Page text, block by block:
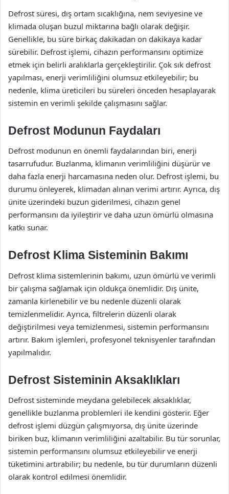
Defrost süresi, dış ortam sıcaklığına, nem seviyesine ve
klimada oluşan buzul miktarına bağlı olarak değişir.
Genellikle, bu süre birkaç dakikadan on dakikaya kadar
sürebilir. Defrost işlemi, cihazın performansını optimize
etmek için belirli aralıklarla gerçekleştirilir. Çok sık defrost
yapılması, enerji verimliliğini olumsuz etkileyebilir; bu
nedenle, klima üreticileri bu süreleri önceden hesaplayarak
sistemin en verimli şekilde çalışmasını sağlar.
Defrost Modunun Faydaları
Defrost modunun en önemli faydalarından biri, enerji
tasarrufudur. Buzlanma, klimanın verimliliğini düşürür ve
daha fazla enerji harcamasına neden olur. Defrost işlemi, bu
durumu önleyerek, klimadan alınan verimi artırır. Ayrıca, dış
ünite üzerindeki buzun giderilmesi, cihazın genel
performansını da iyileştirir ve daha uzun ömürlü olmasına
katkı sunar.
Defrost Klima Sisteminin Bakımı
Defrost klima sistemlerinin bakımı, uzun ömürlü ve verimli
bir çalışma sağlamak için oldukça önemlidir. Dış ünite,
zamanla kirlenebilir ve bu nedenle düzenli olarak
temizlenmelidir. Ayrıca, filtrelerin düzenli olarak
değiştirilmesi veya temizlenmesi, sistemin performansını
artırır. Bakım işlemleri, profesyonel teknisyenler tarafından
yapılmalıdır.
Defrost Sisteminin Aksaklıkları
Defrost sisteminde meydana gelebilecek aksaklıklar,
genellikle buzlanma problemleri ile kendini gösterir. Eğer
defrost işlemi düzgün çalışmıyorsa, dış ünite üzerinde
biriken buz, klimanın verimliliğini azaltabilir. Bu tür sorunlar,
sistemin performansını olumsuz etkileyebilir ve enerji
tüketimini artırabilir; bu nedenle, bu tür durumların düzenli
olarak kontrol edilmesi önemlidir.